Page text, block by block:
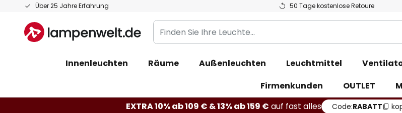
Über 25 Jahre Erfahrung 50 Tage kostenlose Retoure
Zum
springen
Finden
Sie
Leuchte...
Innenleuchten Räume Außenleuchten Leuchtmittel
Firmenkunden
OUTLET
EXTRA 10% ab 109 € & 13% ab 159 € auf fast alles Code:RABATT